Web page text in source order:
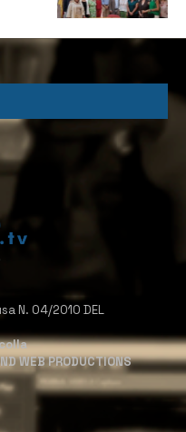
N. 04/2010 DEL
WEB PRODUCTIONS